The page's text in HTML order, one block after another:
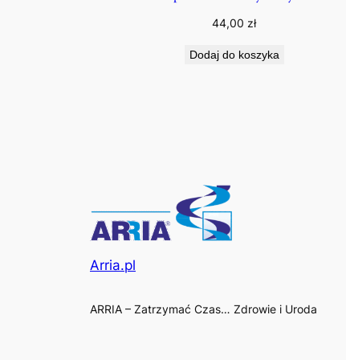
44,00 zł
Dodaj do koszyka
Arria.pl
ARRIA – Zatrzymać Czas… Zdrowie i Uroda